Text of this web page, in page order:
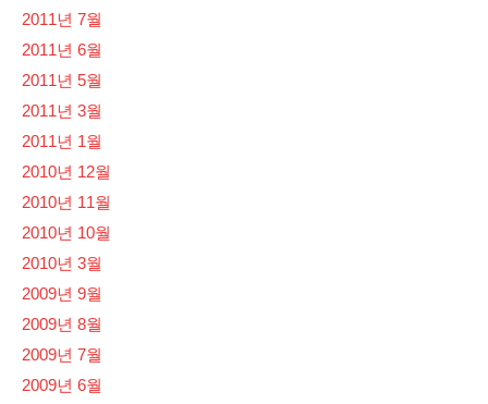
2011년 7월
2011년 6월
2011년 5월
2011년 3월
2011년 1월
2010년 12월
2010년 11월
2010년 10월
2010년 3월
2009년 9월
2009년 8월
2009년 7월
2009년 6월